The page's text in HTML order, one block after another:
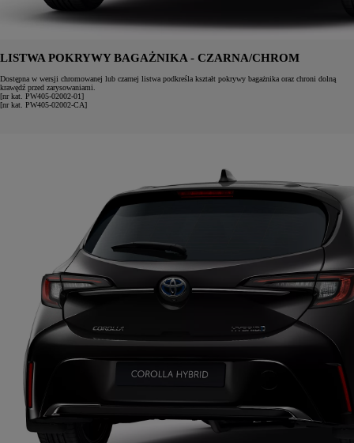
LISTWA POKRYWY BAGAŻNIKA - CZARNA/CHROM
Dostępna w wersji chromowanej lub czarnej listwa podkreśla kształt pokrywy bagażnika oraz chroni dolną
krawędź przed zarysowaniami.
[nr kat. PW405-02002-01]
[nr kat. PW405-02002-CA]